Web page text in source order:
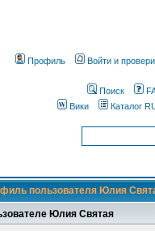
Профиль Войти и
Поиск
Вики
Каталог
пользователя Юлия
Юлия Святая